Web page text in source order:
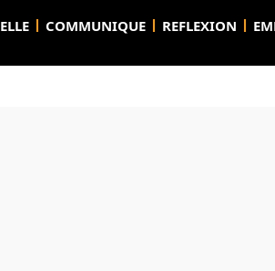
ELLE COMMUNIQUE REFLEXION